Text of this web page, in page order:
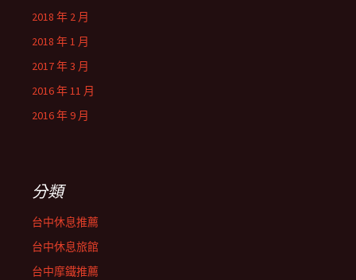
2018 年 2 月
2018 年 1 月
2017 年 3 月
2016 年 11 月
2016 年 9 月
分類
台中休息推薦
台中休息旅館
台中摩鐵推薦